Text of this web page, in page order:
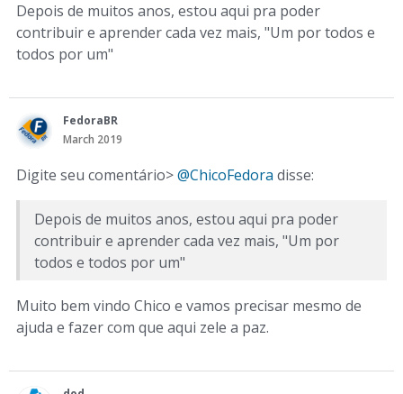
Depois de muitos anos, estou aqui pra poder
contribuir e aprender cada vez mais, "Um por todos e
todos por um"
FedoraBR
March 2019
Digite seu comentário>@ChicoFedora disse:
Depois de muitos anos, estou aqui pra poder
contribuir e aprender cada vez mais, "Um por
todos e todos por um"
Muito bem vindo Chico e vamos precisar mesmo de
ajuda e fazer com que aqui zele a paz.